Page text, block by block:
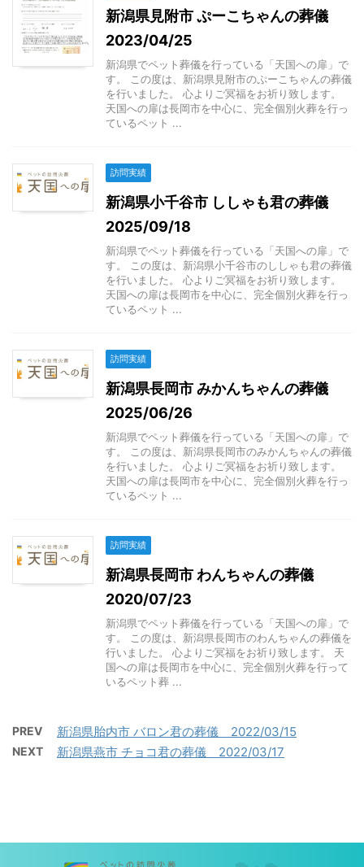
新潟県見附市 ぷーこちゃんの葬儀
2023/04/25
新潟県でペット葬儀を行っている「天国への扉」で
す。 この度は、新潟県見附市のぷーこちゃんの葬儀
を行いました。 心よりご冥福をお祈り致します。
天国への扉は長岡市を中心に、完全個別火葬を行っ
ているペット ...
訪問実績
新潟県小千谷市 ししゃも君の葬儀
2025/09/18
新潟県でペット葬儀を行っている「天国への扉」で
す。 この度は、新潟県小千谷市のししゃも君の葬儀
を行いました。 心よりご冥福をお祈り致します。
天国への扉は長岡市を中心に、完全個別火葬を行っ
ているペット ...
訪問実績
新潟県長岡市 みかんちゃんの葬儀
2025/06/26
新潟県でペット葬儀を行っている「天国への扉」で
す。 この度は、新潟県長岡市のみかんちゃんの葬儀
を行いました。 心よりご冥福をお祈り致します。
天国への扉は長岡市を中心に、完全個別火葬を行っ
ているペット ...
訪問実績
新潟県長岡市 わんちゃんの葬儀
2020/07/23
新潟県でペット葬儀を行っている「天国への扉」で
す。 この度は、新潟県長岡市のわんちゃんの葬儀を
行いました。 心よりご冥福をお祈り致します。 天
国への扉は長岡市を中心に、完全個別火葬を行って
いるペット葬 ...
PREV 新潟県胎内市 バロン君の葬儀 2022/03/15
NEXT 新潟県燕市 チョコ君の葬儀 2022/03/17